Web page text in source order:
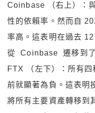
Coinbase （右上）：
性的依賴率。然而自
率高。這表明在過去
從 Coinbase 遷移到了
FTX （左下）：所有
前就顯著為負。這表
將所有主要資產轉移到